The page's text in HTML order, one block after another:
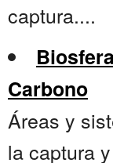
captura....
Carbono
Áreas y
la captura